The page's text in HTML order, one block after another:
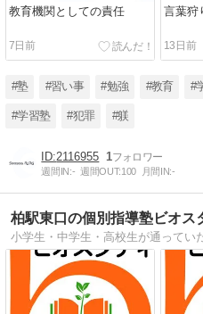
教育機関としての責任
7日前
言葉狩
13日前
#塾 #習い事 #勉強 #教育 #
#学習塾 #犯罪 #躾
2116955 1
週間IN:- 週間OUT:100 月間IN:-
柏駅東口の個別指導塾ビオス